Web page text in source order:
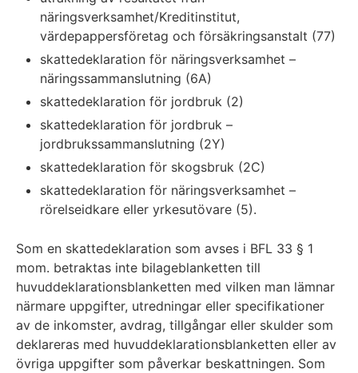
näringsverksamhet/Kreditinstitut,
värdepappersföretag och försäkringsanstalt (77)
skattedeklaration för näringsverksamhet –
näringssammanslutning (6A)
skattedeklaration för jordbruk (2)
skattedeklaration för jordbruk –
jordbrukssammanslutning (2Y)
skattedeklaration för skogsbruk (2C)
skattedeklaration för näringsverksamhet –
rörelseidkare eller yrkesutövare (5).
Som en skattedeklaration som avses i BFL 33 § 1
mom. betraktas inte bilageblanketten till
huvuddeklarationsblanketten med vilken man lämnar
närmare uppgifter, utredningar eller specifikationer
av de inkomster, avdrag, tillgångar eller skulder som
deklareras med huvuddeklarationsblanketten eller av
övriga uppgifter som påverkar beskattningen. Som